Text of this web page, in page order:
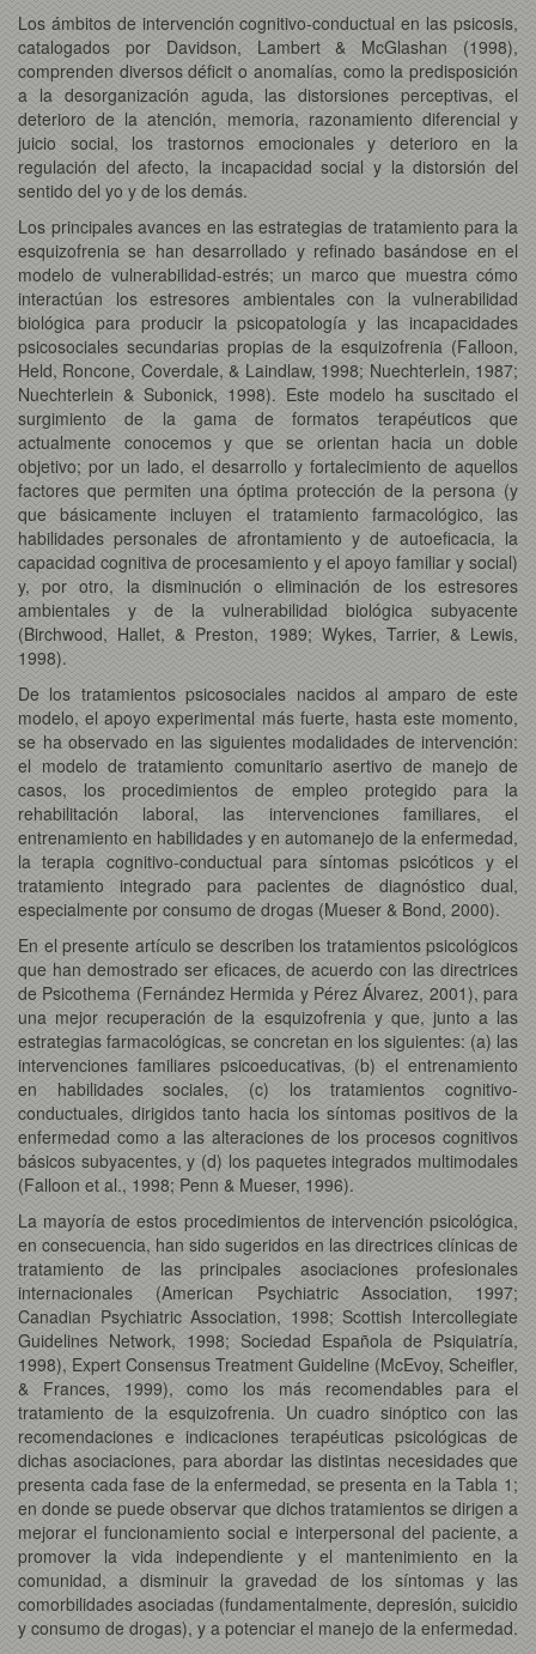
Los ámbitos de intervención cognitivo-conductual en las psicosis,
catalogados por Davidson, Lambert & McGlashan (1998),
comprenden diversos déficit o anomalías, como la predisposición
a la desorganización aguda, las distorsiones perceptivas, el
deterioro de la atención, memoria, razonamiento diferencial y
juicio social, los trastornos emocionales y deterioro en la
regulación del afecto, la incapacidad social y la distorsión del
sentido del yo y de los demás.
Los principales avances en las estrategias de tratamiento para la
esquizofrenia se han desarrollado y refinado basándose en el
modelo de vulnerabilidad-estrés; un marco que muestra cómo
interactúan los estresores ambientales con la vulnerabilidad
biológica para producir la psicopatología y las incapacidades
psicosociales secundarias propias de la esquizofrenia (Falloon,
Held, Roncone, Coverdale, & Laindlaw, 1998; Nuechterlein, 1987;
Nuechterlein & Subonick, 1998). Este modelo ha suscitado el
surgimiento de la gama de formatos terapéuticos que
actualmente conocemos y que se orientan hacia un doble
objetivo; por un lado, el desarrollo y fortalecimiento de aquellos
factores que permiten una óptima protección de la persona (y
que básicamente incluyen el tratamiento farmacológico, las
habilidades personales de afrontamiento y de autoeficacia, la
capacidad cognitiva de procesamiento y el apoyo familiar y social)
y, por otro, la disminución o eliminación de los estresores
ambientales y de la vulnerabilidad biológica subyacente
(Birchwood, Hallet, & Preston, 1989; Wykes, Tarrier, & Lewis,
1998).
De los tratamientos psicosociales nacidos al amparo de este
modelo, el apoyo experimental más fuerte, hasta este momento,
se ha observado en las siguientes modalidades de intervención:
el modelo de tratamiento comunitario asertivo de manejo de
casos, los procedimientos de empleo protegido para la
rehabilitación laboral, las intervenciones familiares, el
entrenamiento en habilidades y en automanejo de la enfermedad,
la terapia cognitivo-conductual para síntomas psicóticos y el
tratamiento integrado para pacientes de diagnóstico dual,
especialmente por consumo de drogas (Mueser & Bond, 2000).
En el presente artículo se describen los tratamientos psicológicos
que han demostrado ser eficaces, de acuerdo con las directrices
de Psicothema (Fernández Hermida y Pérez Álvarez, 2001), para
una mejor recuperación de la esquizofrenia y que, junto a las
estrategias farmacológicas, se concretan en los siguientes: (a) las
intervenciones familiares psicoeducativas, (b) el entrenamiento
en habilidades sociales, (c) los tratamientos cognitivo-
conductuales, dirigidos tanto hacia los síntomas positivos de la
enfermedad como a las alteraciones de los procesos cognitivos
básicos subyacentes, y (d) los paquetes integrados multimodales
(Falloon et al., 1998; Penn & Mueser, 1996).
La mayoría de estos procedimientos de intervención psicológica,
en consecuencia, han sido sugeridos en las directrices clínicas de
tratamiento de las principales asociaciones profesionales
internacionales (American Psychiatric Association, 1997;
Canadian Psychiatric Association, 1998; Scottish Intercollegiate
Guidelines Network, 1998; Sociedad Española de Psiquiatría,
1998), Expert Consensus Treatment Guideline (McEvoy, Scheifler,
& Frances, 1999), como los más recomendables para el
tratamiento de la esquizofrenia. Un cuadro sinóptico con las
recomendaciones e indicaciones terapéuticas psicológicas de
dichas asociaciones, para abordar las distintas necesidades que
presenta cada fase de la enfermedad, se presenta en la Tabla 1;
en donde se puede observar que dichos tratamientos se dirigen a
mejorar el funcionamiento social e interpersonal del paciente, a
promover la vida independiente y el mantenimiento en la
comunidad, a disminuir la gravedad de los síntomas y las
comorbilidades asociadas (fundamentalmente, depresión, suicidio
y consumo de drogas), y a potenciar el manejo de la enfermedad.